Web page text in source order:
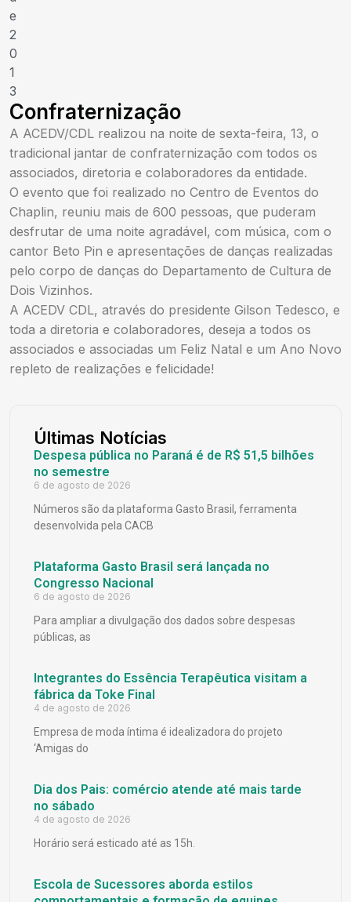
e
2
0
1
3
Confraternização
A ACEDV/CDL realizou na noite de sexta-feira, 13, o
tradicional jantar de confraternização com todos os
associados, diretoria e colaboradores da entidade.
O evento que foi realizado no Centro de Eventos do
Chaplin, reuniu mais de 600 pessoas, que puderam
desfrutar de uma noite agradável, com música, com o
cantor Beto Pin e apresentações de danças realizadas
pelo corpo de danças do Departamento de Cultura de
Dois Vizinhos.
A ACEDV CDL, através do presidente Gilson Tedesco, e
toda a diretoria e colaboradores, deseja a todos os
associados e associadas um Feliz Natal e um Ano Novo
repleto de realizações e felicidade!
Últimas Notícias
Despesa pública no Paraná é de R$ 51,5 bilhões
no semestre
6 de agosto de 2026
Números são da plataforma Gasto Brasil, ferramenta
desenvolvida pela CACB
Plataforma Gasto Brasil será lançada no
Congresso Nacional
6 de agosto de 2026
Para ampliar a divulgação dos dados sobre despesas
públicas, as
Integrantes do Essência Terapêutica visitam a
fábrica da Toke Final
4 de agosto de 2026
Empresa de moda íntima é idealizadora do projeto
‘Amigas do
Dia dos Pais: comércio atende até mais tarde
no sábado
4 de agosto de 2026
Horário será esticado até as 15h.
Escola de Sucessores aborda estilos